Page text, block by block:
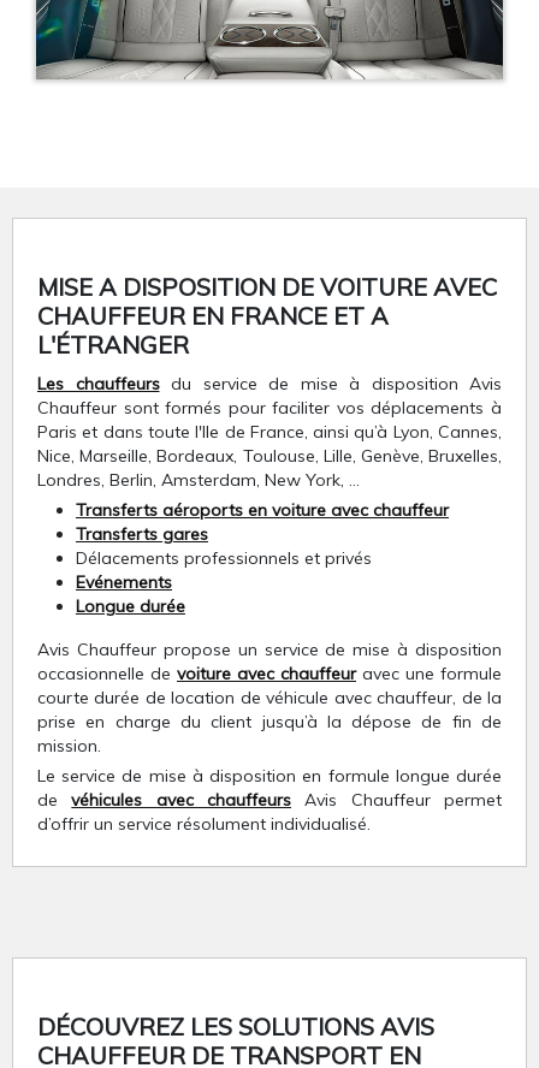
MISE A DISPOSITION DE VOITURE AVEC
CHAUFFEUR EN FRANCE ET A
L'ÉTRANGER
Les chauffeursdu service de mise à disposition Avis
Chauffeur sont formés pour faciliter vos déplacements à
Paris et dans toute l'Ile de France, ainsi qu’à Lyon, Cannes,
Nice, Marseille, Bordeaux, Toulouse, Lille, Genève, Bruxelles,
Londres, Berlin, Amsterdam, New York, …
Transferts aéroports en voiture avec chauffeur
Transferts gares
Délacements professionnels et privés
Evénements
Longue durée
Avis Chauffeur propose un service de mise à disposition
occasionnelle de voiture avec chauffeuravec une formule
courte durée de location de véhicule avec chauffeur, de la
prise en charge du client jusqu’à la dépose de fin de
mission.
Le service de mise à disposition en formule longue durée
devéhicules avec chauffeurs Avis Chauffeur permet
d’offrir un service résolument individualisé.
DÉCOUVREZ LES SOLUTIONS AVIS
CHAUFFEUR DE TRANSPORT EN